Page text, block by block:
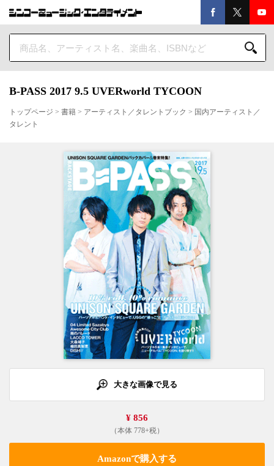
B-PASS 2017 9.5 UVERworld TYCOON
トップページ > 書籍 > アーティスト／タレントブック > 国内アーティスト／
タレント
大きな画像で見る
¥ 856
（本体 778+税）
Amazonで購入する